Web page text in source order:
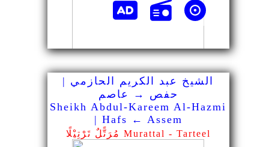
الشيخ عبد الكريم الحازمي |
حفص → عاصم
Sheikh Abdul-Kareem Al-Hazmi
| Hafs ← Assem
مُرَتًّلٌ تَرْتِيْلًا Murattal - Tarteel